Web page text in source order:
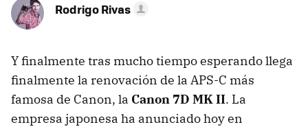
Rodrigo Rivas
Y finalmente tras mucho tiempo esperando llega
finalmente la renovación de la APS-C más
famosa de Canon, la Canon 7D MK II. La
empresa japonesa ha anunciado hoy en